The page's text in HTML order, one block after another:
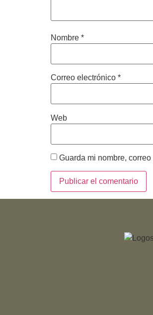
Nombre *
Correo electrónico *
Web
Guarda mi nombre,